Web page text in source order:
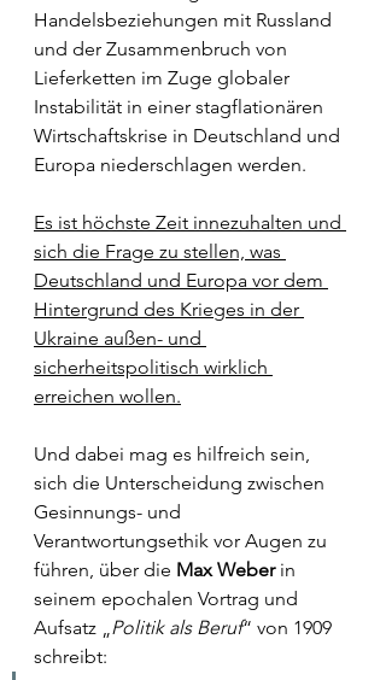
Handelsbeziehungen mit Russland
und der Zusammenbruch von
Lieferketten im Zuge globaler
Instabilität in einer stagflationären
Wirtschaftskrise in Deutschland und
Europa niederschlagen werden.
Es ist höchste Zeit innezuhalten und
sich die Frage zu stellen, was
Deutschland und Europa vor dem
Hintergrund des Krieges in der
Ukraine außen- und
sicherheitspolitisch wirklich
erreichen wollen.
Und dabei mag es hilfreich sein,
sich die Unterscheidung zwischen
Gesinnungs- und
Verantwortungsethik vor Augen zu
führen, über die Max Weber in
seinem epochalen Vortrag und
Aufsatz „Politik als Beruf“ von 1909
schreibt: